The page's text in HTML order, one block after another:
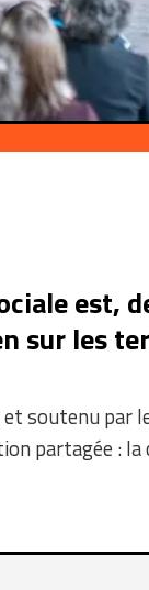
est,
sur les
soutenu par
partagée : la